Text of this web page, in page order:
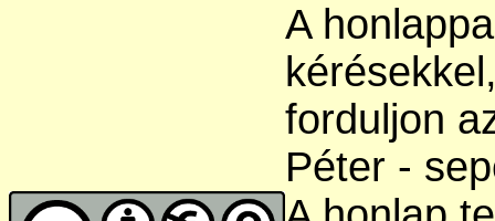
A
forduljon
Péter -